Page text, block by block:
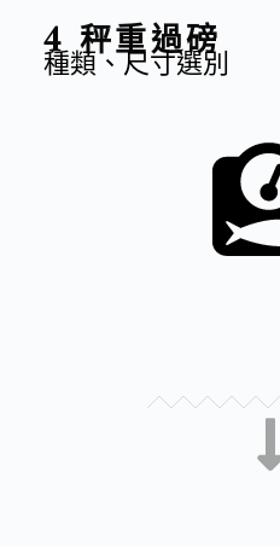
4 秤重過磅
種類、尺寸選別